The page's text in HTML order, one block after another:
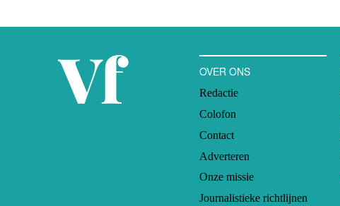
OVER ONS
Redactie
Colofon
Contact
Adverteren
Onze missie
Journalistieke richtlijnen